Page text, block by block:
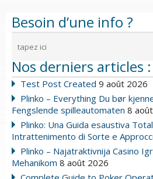
Besoin d’une info ?
Nos derniers articles :
Test Post Created 9 août 2026
Plinko – Everything Du bør
Fengslende spilleautomaten 8
Plinko: Una Guida esaustiva
Intrattenimento di Sorte e
Plinko – Najatraktivnija Casino
Mehanikom 8 août 2026